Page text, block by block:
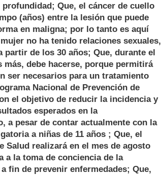
Que, el cáncer de cuello
(años) entre la lesión que puede
en maligna; por lo tanto es aquí
no ha tenido relaciones sexuales,
partir de los 30 años; Que, durante el
más, debe hacerse, porque permitirá
ser necesarios para un tratamiento
Nacional de Prevención de
el objetivo de reducir la incidencia y
esperados en la
a pesar de contar actualmente con la
a niñas de 11 años ; Que, el
Salud realizará en el mes de agosto
a la toma de conciencia de la
fin de prevenir enfermedades; Que,